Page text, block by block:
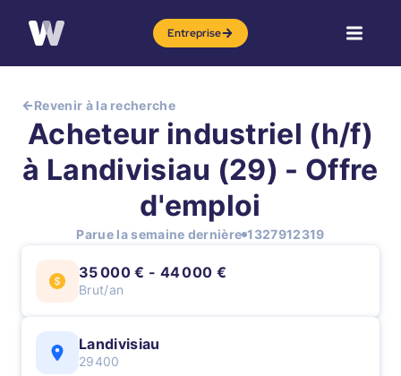
Entreprise
Revenir à la recherche
Acheteur industriel (h/f)
à Landivisiau (29) - Offre
d'emploi
Parue la semaine dernière 1327912319
35 000 € - 44 000 €
Brut/an
Landivisiau
29400